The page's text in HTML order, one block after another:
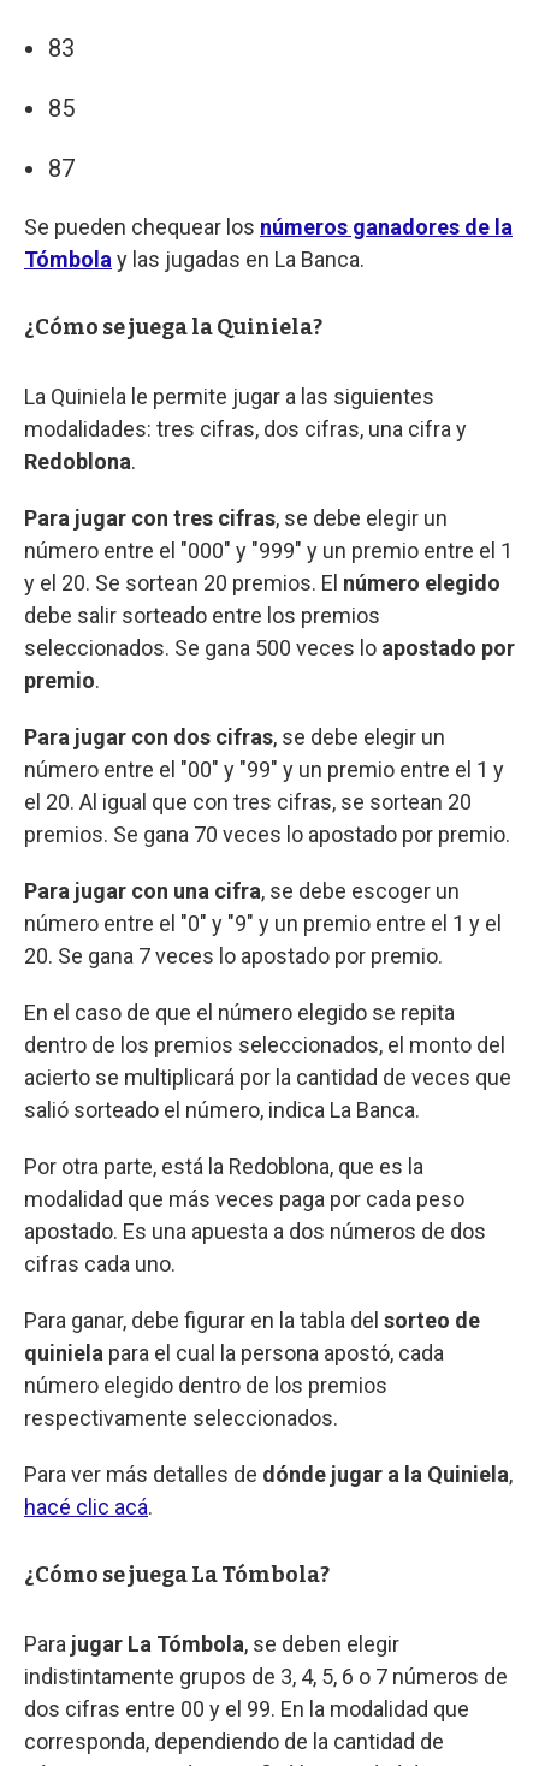
83
85
87
Se pueden chequear los números ganadores de la
Tómbola y las jugadas en La Banca.
¿Cómo se juega la Quiniela?
La Quiniela le permite jugar a las siguientes
modalidades: tres cifras, dos cifras, una cifra y
Redoblona.
Para jugar con tres cifras, se debe elegir un
número entre el "000" y "999" y un premio entre el 1
y el 20. Se sortean 20 premios. El número elegido
debe salir sorteado entre los premios
seleccionados. Se gana 500 veces lo apostado por
premio.
Para jugar con dos cifras, se debe elegir un
número entre el "00" y "99" y un premio entre el 1 y
el 20. Al igual que con tres cifras, se sortean 20
premios. Se gana 70 veces lo apostado por premio.
Para jugar con una cifra, se debe escoger un
número entre el "0" y "9" y un premio entre el 1 y el
20. Se gana 7 veces lo apostado por premio.
En el caso de que el número elegido se repita
dentro de los premios seleccionados, el monto del
acierto se multiplicará por la cantidad de veces que
salió sorteado el número, indica La Banca.
Por otra parte, está la Redoblona, que es la
modalidad que más veces paga por cada peso
apostado. Es una apuesta a dos números de dos
cifras cada uno.
Para ganar, debe figurar en la tabla del sorteo de
quiniela para el cual la persona apostó, cada
número elegido dentro de los premios
respectivamente seleccionados.
Para ver más detalles de dónde jugar a la Quiniela,
hacé clic acá.
¿Cómo se juega La Tómbola?
Para jugar La Tómbola, se deben elegir
indistintamente grupos de 3, 4, 5, 6 o 7 números de
dos cifras entre 00 y el 99. En la modalidad que
corresponda, dependiendo de la cantidad de